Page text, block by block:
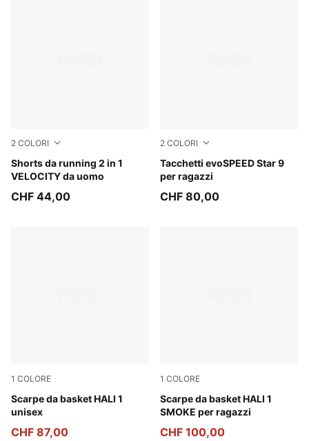
2 COLORI
Shorts da running 2 in 1
VELOCITY da uomo
Puma Black
CHF 44,00
2 COLORI
Tacchetti evoSPEED Star 9
per ragazzi
Poison Pink-Sun Stream-
CHF 80,00
1 COLORE
Scarpe da basket HALI 1
unisex
Poppy Pink-Rose Dust
CHF 87,00
1 COLORE
Scarpe da basket HALI 1
SMOKE per ragazzi
Gray Echo-Feather Gray
CHF 100,00